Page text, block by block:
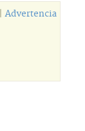
Advertencia